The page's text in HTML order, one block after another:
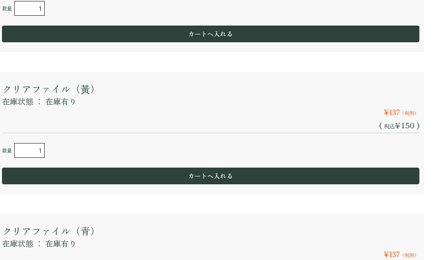
数量
クリアファイル（黃）
在庫状態 ： 在庫有り
¥137 （税別）
( 税込¥150 )
数量
クリアファイル（青）
在庫状態 ： 在庫有り
¥137 （税別）